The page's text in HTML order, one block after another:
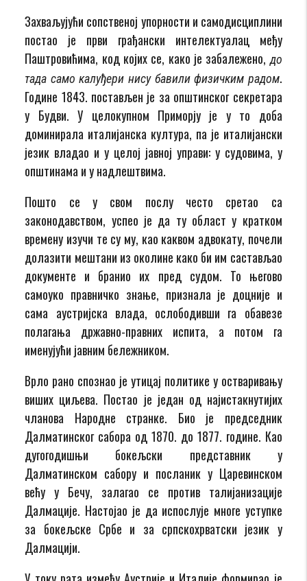
Захваљујући сопственој упорности и самодисциплини
постао је први грађански интелектуалац међу
Паштровићима, код којих се, како је забалежено, до
тада само калуђери нису бавили физичким радом.
Године 1843. постављен је за општинског секретара
у Будви. У целокупном Приморју је у то доба
доминирала италијанска култура, па је италијански
језик владао и у целој јавној управи: у судовима, у
општинама и у надлештвима.
Пошто се у свом послу често сретао са
законодавством, успео је да ту област у кратком
времену изучи те су му, као каквом адвокату, почели
долазити мештани из околине како би им састављао
документе и бранио их пред судом. То његово
самоуко правничко знање, признала је доцније и
сама аустријска влада, ослободивши га обавезе
полагања државно-правних испита, а потом га
именујући јавним бележником.
Врло рано спознао је утицај политике у остваривању
виших циљева. Постао је један од најистакнутијих
чланова Народне странке. Био је председник
Далматинског сабора од 1870. до 1877. године. Као
дугогодишњи бокељски представник у
Далматинском сабору и посланик у Царевинском
већу у Бечу, залагао се против талијанизације
Далмације. Настојао је да испослује многе уступке
за бокељске Србе и за српскохрватски језик у
Далмацији.